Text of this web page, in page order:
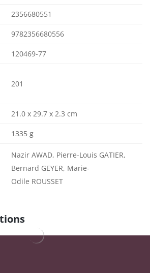
2356680551
9782356680556
120469-77
201
21.0 x 29.7 x 2.3 cm
1335 g
Nazir AWAD, Pierre-Louis GATIER,
Bernard GEYER, Marie-
Odile ROUSSET